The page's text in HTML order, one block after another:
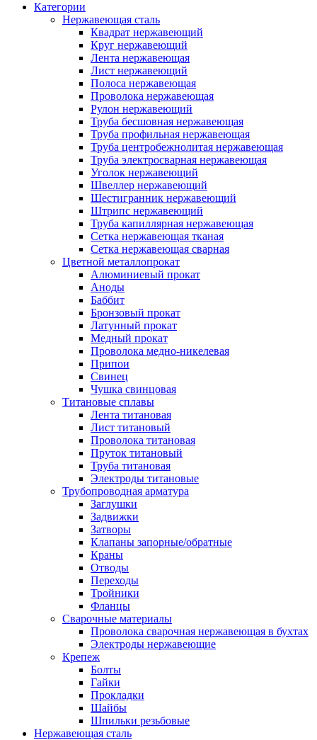
Категории
Нержавеющая сталь
Квадрат нержавеющий
Круг нержавеющий
Лента нержавеющая
Лист нержавеющий
Полоса нержавеющая
Проволока нержавеющая
Рулон нержавеющий
Труба бесшовная нержавеющая
Труба профильная нержавеющая
Труба центробежнолитая нержавеющая
Труба электросварная нержавеющая
Уголок нержавеющий
Швеллер нержавеющий
Шестигранник нержавеющий
Штрипс нержавеющий
Труба капиллярная нержавеющая
Сетка нержавеющая тканая
Сетка нержавеющая сварная
Цветной металлопрокат
Алюминиевый прокат
Аноды
Баббит
Бронзовый прокат
Латунный прокат
Медный прокат
Проволока медно-никелевая
Припои
Свинец
Чушка свинцовая
Титановые сплавы
Лента титановая
Лист титановый
Проволока титановая
Пруток титановый
Труба титановая
Электроды титановые
Трубопроводная арматура
Заглушки
Задвижки
Затворы
Клапаны запорные/обратные
Краны
Отводы
Переходы
Тройники
Фланцы
Сварочные материалы
Проволока сварочная нержавеющая в бухтах
Электроды нержавеющие
Крепеж
Болты
Гайки
Прокладки
Шайбы
Шпильки резьбовые
Нержавеющая сталь